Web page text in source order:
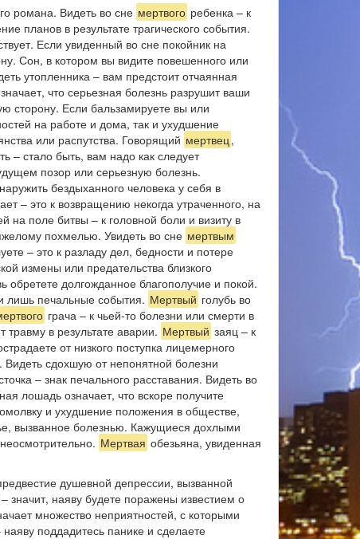
романа. Видеть во сне мертвого ребенка – к
планов в результате трагического события.
Если увиденный во сне покойник на
Сон, в котором вы видите повешенного или
утопленника – вам предстоит отчаянная
что серьезная болезнь разрушит ваши
сторону. Если бальзамируете вы или
на работе и дома, так и ухудшение
или распутства. Говорящий мертвец,
– стало быть, вам надо как следует
позор или серьезную болезнь.
бездыханного человека у себя в
– это к возвращению некогда утраченного, на
на поле битвы – к головной боли и визиту в
похмелью. Увидеть во сне мертвым
– это к разладу дел, бедности и потере
измены или предательства близкого
обретете долгожданное благополучие и покой.
лишь печальные события. Мертвый голубь во
грача – к чьей-то болезни или смерти в
в результате аварии. Мертвый заяц – к
от низкого поступка лицемерного
сдохшую от непонятной болезни
– знак печального расставания. Видеть во
лошадь означает, что вскоре получите
и ухудшение положения в обществе,
вызванное болезнью. Кажущиеся дохлыми
Мертвая обезьяна, увиденная
душевной депрессии, вызванной
значит, наяву будете поражены известием о
множество неприятностей, с которыми
поддадитесь панике и сделаете